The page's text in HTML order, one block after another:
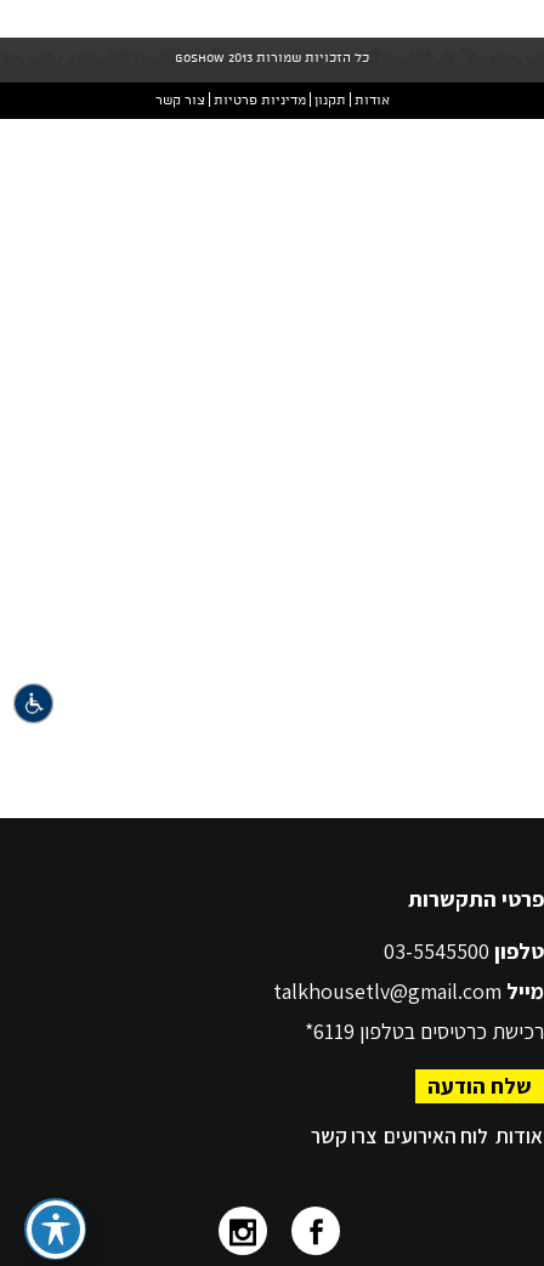
פרטי התקשרות
טלפון
מייל talkhousetlv@gmail.com
רכישת כרטיסים בטלפון 6119*
שלח הודעה
אודות לוח האירועים צרו קשר